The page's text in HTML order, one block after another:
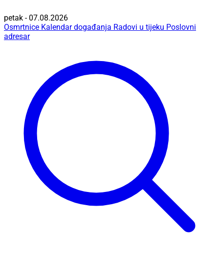
petak - 07.08.2026
Osmrtnice Kalendar događanja Radovi u tijeku Poslovni
adresar